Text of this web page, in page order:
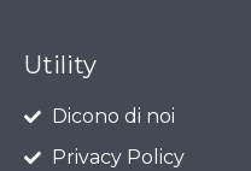
Utility
Dicono di noi
Privacy Policy